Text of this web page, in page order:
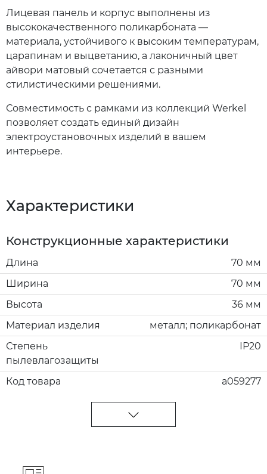
Лицевая панель и корпус выполнены из
высококачественного поликарбоната —
материала, устойчивого к высоким температурам,
царапинам и выцветанию, а лаконичный цвет
айвори матовый сочетается с разными
стилистическими решениями.
Совместимость с рамками из коллекций Werkel
позволяет создать единый дизайн
электроустановочных изделий в вашем
интерьере.
Характеристики
Конструкционные характеристики
Длина
70 мм
Ширина
70 мм
Высота
36 мм
Материал изделия
металл; поликарбонат
Степень
пылевлагозащиты
IP20
Код товара a059277